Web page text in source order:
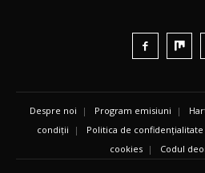
Despre noi | Program emisiuni |
condiții | Politica de confidențialitate
cookies | Codul